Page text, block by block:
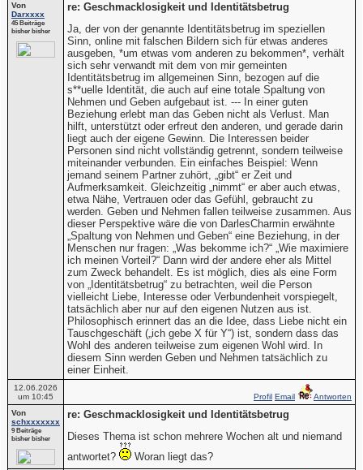
Von
Darxxxx
45 Beiträge
bisher bisher
re: Geschmacklosigkeit und Identitätsbetrug
Ja, der von der genannte Identitätsbetrug im speziellen
Sinn, online mit falschen Bildern sich für etwas anderes
ausgeben, *um etwas vom anderen zu bekommen*, verhält
sich sehr verwandt mit dem von mir gemeinten
Identitätsbetrug im allgemeinen Sinn, bezogen auf die
s**uelle Identität, die auch auf eine totale Spaltung von
Nehmen und Geben aufgebaut ist. --- In einer guten
Beziehung erlebt man das Geben nicht als Verlust. Man
hilft, unterstützt oder erfreut den anderen, und gerade darin
liegt auch der eigene Gewinn. Die Interessen beider
Personen sind nicht vollständig getrennt, sondern teilweise
miteinander verbunden. Ein einfaches Beispiel: Wenn
jemand seinem Partner zuhört, „gibt“ er Zeit und
Aufmerksamkeit. Gleichzeitig „nimmt“ er aber auch etwas,
etwa Nähe, Vertrauen oder das Gefühl, gebraucht zu
werden. Geben und Nehmen fallen teilweise zusammen. Aus
dieser Perspektive wäre die von DarlesCharmin erwähnte
„Spaltung von Nehmen und Geben“ eine Beziehung, in der
Menschen nur fragen: „Was bekomme ich?“ „Wie maximiere
ich meinen Vorteil?“ Dann wird der andere eher als Mittel
zum Zweck behandelt. Es ist möglich, dies als eine Form
von „Identitätsbetrug“ zu betrachten, weil die Person
vielleicht Liebe, Interesse oder Verbundenheit vorspiegelt,
tatsächlich aber nur auf den eigenen Nutzen aus ist.
Philosophisch erinnert das an die Idee, dass Liebe nicht ein
Tauschgeschäft („ich gebe X für Y“) ist, sondern dass das
Wohl des anderen teilweise zum eigenen Wohl wird. In
diesem Sinn werden Geben und Nehmen tatsächlich zu
einer Einheit.
12.06.2026
um 10:45
Profil Email
Antworten
Von
schxxxxxxx
9 Beiträge
bisher bisher
re: Geschmacklosigkeit und Identitätsbetrug
Dieses Thema ist schon mehrere Wochen alt und niemand
antwortet?
Woran liegt das?